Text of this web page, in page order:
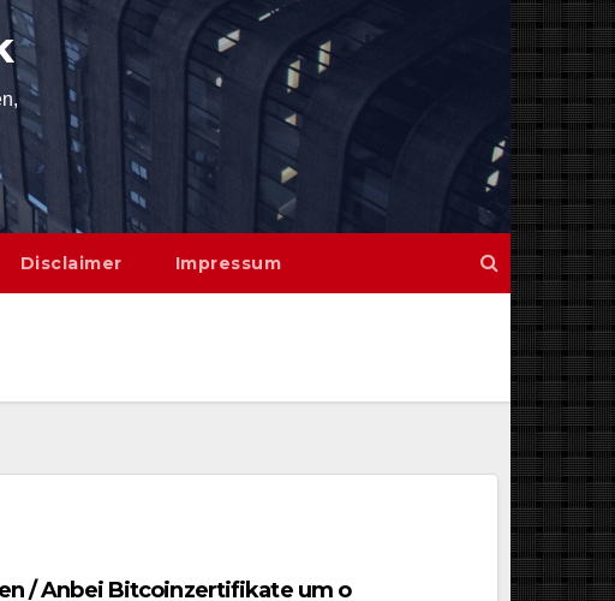
Disclaimer Impressum
/ Anbei Bitcoinzertifikate um o